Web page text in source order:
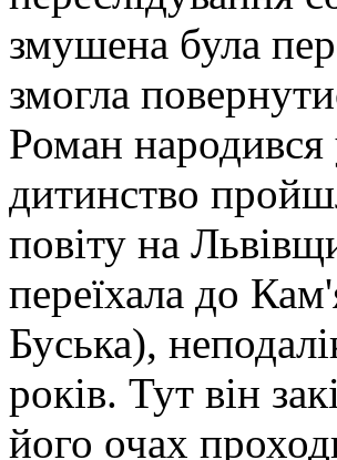
змушена була
змогла
Роман
дитинство
повіту на
переїхала до
Буська),
років. Тут він
його очах